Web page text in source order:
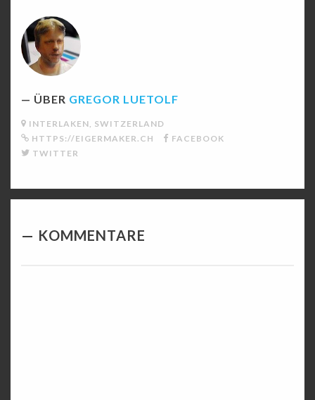
ÜBER GREGOR LUETOLF
INTERLAKEN, SWITZERLAND
HTTPS://EIGERMAKER.CH
FACEBOOK
TWITTER
KOMMENTARE